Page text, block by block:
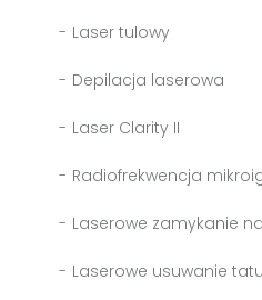
Laser tulowy
Depilacja laserowa
Laser Clarity II
Radiofrekwencja
Laserowe zamykanie
Laserowe usuwanie